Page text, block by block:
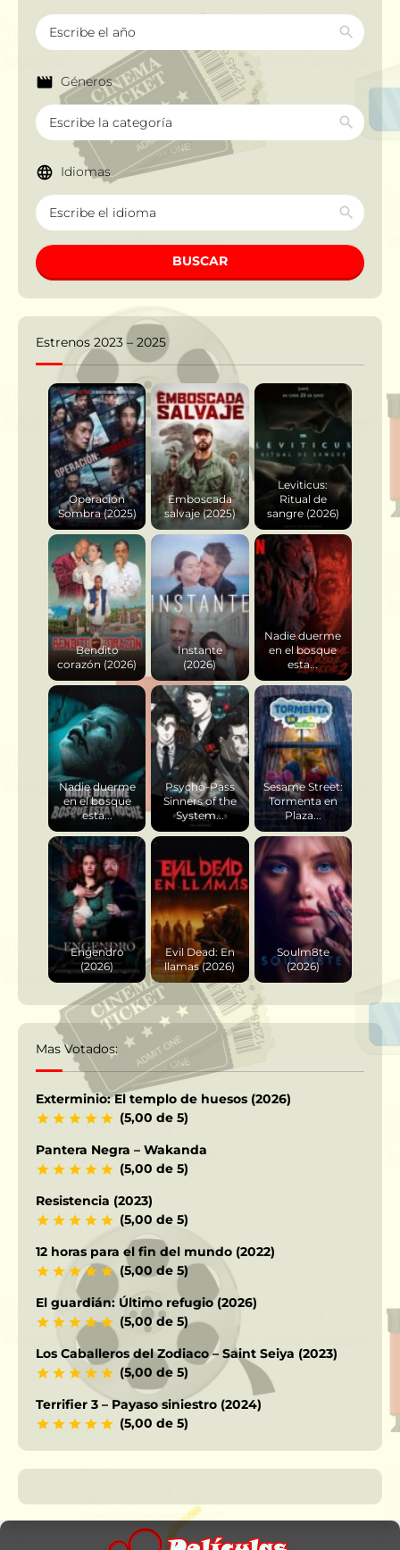
Géneros
Idiomas
BUSCAR
Estrenos 2023 – 2025
Operación
Sombra (2025)
Emboscada
salvaje (2025)
Leviticus:
Ritual de
sangre (2026)
Bendito
corazón (2026)
Instante
(2026)
Nadie duerme
en el bosque
esta...
Nadie duerme
en el bosque
esta...
Psycho-Pass
Sinners of the
System...
Sesame Street:
Tormenta en
Plaza...
Engendro
(2026)
Evil Dead: En
llamas (2026)
Soulm8te
(2026)
Mas Votados:
Exterminio: El templo de huesos (2026)
(5,00 de 5)
Pantera Negra – Wakanda
(5,00 de 5)
Resistencia (2023)
(5,00 de 5)
12 horas para el fin del mundo (2022)
(5,00 de 5)
El guardián: Último refugio (2026)
(5,00 de 5)
Los Caballeros del Zodiaco – Saint Seiya (2023)
(5,00 de 5)
Terrifier 3 – Payaso siniestro (2024)
(5,00 de 5)